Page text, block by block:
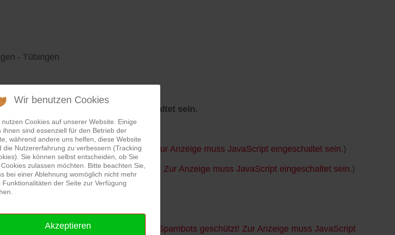
- Tübingen
Anzeige muss JavaScript eingeschaltet sein.
Adresse ist vor Spambots geschützt! Zur Anzeige muss JavaScript eingeschaltet sein.)
Adresse ist vor Spambots geschützt! Zur Anzeige muss JavaScript eingeschaltet sein.)
Grund, Diese E-Mail-Adresse ist vor Spambots geschützt! Zur Anzeige muss JavaScript
Wir benutzen Cookies
nutzen Cookies auf unserer Website. Einige
ihnen sind essenziell für den Betrieb der
während andere uns helfen, diese Website
die Nutzererfahrung zu verbessern (Tracking
Sie können selbst entscheiden, ob Sie
zulassen möchten. Bitte beachten Sie,
bei einer Ablehnung womöglich nicht mehr
Funktionalitäten der Seite zur Verfügung
Akzeptieren